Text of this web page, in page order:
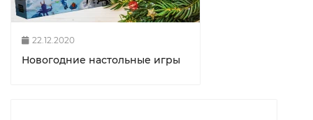
22.12.2020
Новогодние настольные игры